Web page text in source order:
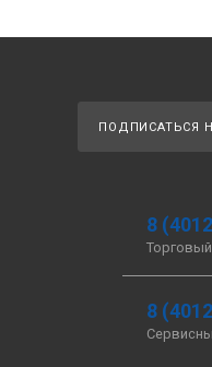
ПОДПИСАТЬСЯ
8
8